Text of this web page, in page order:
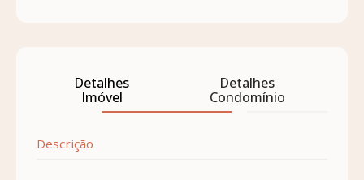
Detalhes
Imóvel
Detalhes
Condomínio
Descrição